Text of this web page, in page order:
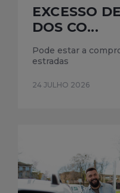
EXCESSO
DOS CO...
Pode estar a
estradas
24 JULHO 2026